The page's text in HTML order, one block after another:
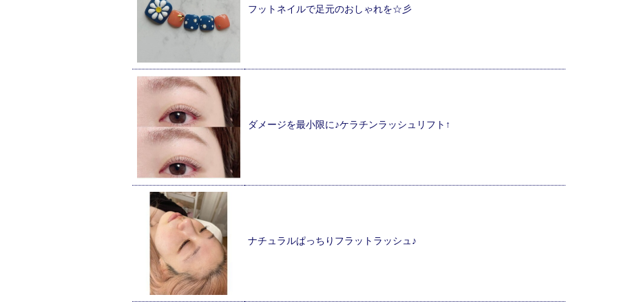
フットネイルで足元のおしゃれを☆彡
ダメージを最小限に♪ケラチンラッシュリフト↑
ナチュラルぱっちりフラットラッシュ♪